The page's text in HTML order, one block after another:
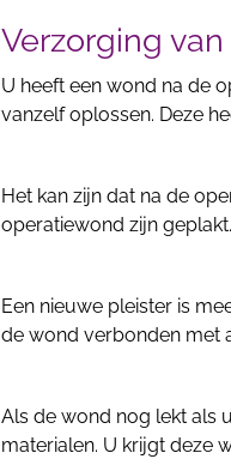
Verzorging
U heeft een wond na de
vanzelf oplossen. Deze
Het kan zijn dat na de
operatiewond zijn
Een nieuwe pleister is
de wond verbonden met
Als de wond nog lekt als
materialen. U krijgt deze